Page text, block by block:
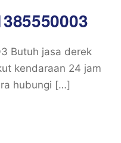
Butuh jasa derek
kendaraan 24 jam
hubungi […]